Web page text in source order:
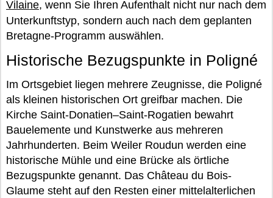
Vilaine, wenn Sie Ihren Aufenthalt nicht nur nach dem
Unterkunftstyp, sondern auch nach dem geplanten
Bretagne-Programm auswählen.
Historische Bezugspunkte in Poligné
Im Ortsgebiet liegen mehrere Zeugnisse, die Poligné
als kleinen historischen Ort greifbar machen. Die
Kirche Saint-Donatien–Saint-Rogatien bewahrt
Bauelemente und Kunstwerke aus mehreren
Jahrhunderten. Beim Weiler Roudun werden eine
historische Mühle und eine Brücke als örtliche
Bezugspunkte genannt. Das Château du Bois-
Glaume steht auf den Resten einer mittelalterlichen